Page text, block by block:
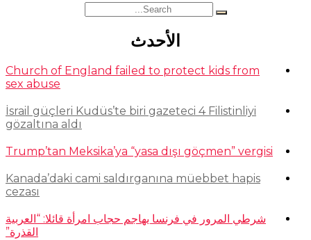
Search
for:
الأحدث
Church of England failed to protect kids from
sex abuse
İsrail güçleri Kudüs’te biri gazeteci 4 Filistinliyi
gözaltına aldı
Trump’tan Meksika’ya “yasa dışı göçmen” vergisi
Kanada’daki cami saldırganına müebbet hapis
cezası
شرطي المرور في فرنسا يهاجم حجاب امرأة قائلا: “العربية
القذرة”